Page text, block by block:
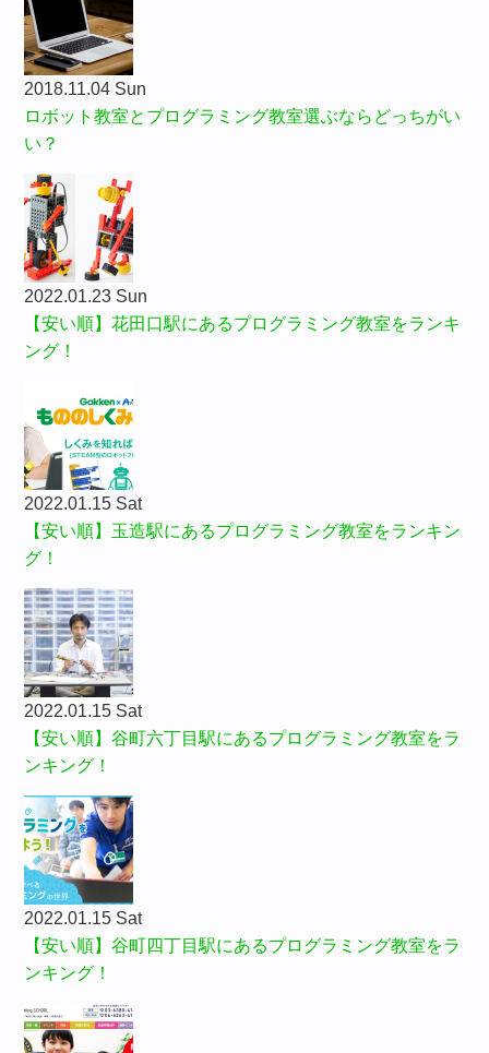
2018.11.04 Sun
ロボット教室とプログラミング教室選ぶならどっちがい
い？
2022.01.23 Sun
【安い順】花田口駅にあるプログラミング教室をランキ
ング！
2022.01.15 Sat
【安い順】玉造駅にあるプログラミング教室をランキン
グ！
2022.01.15 Sat
【安い順】谷町六丁目駅にあるプログラミング教室をラ
ンキング！
2022.01.15 Sat
【安い順】谷町四丁目駅にあるプログラミング教室をラ
ンキング！